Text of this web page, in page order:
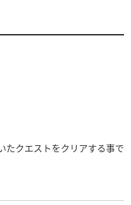
たクエストをクリアする事で